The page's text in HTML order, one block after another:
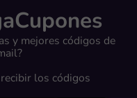
y mejores códigos de
los códigos